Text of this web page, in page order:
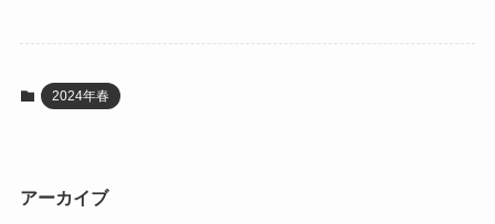
2024年春
アーカイブ